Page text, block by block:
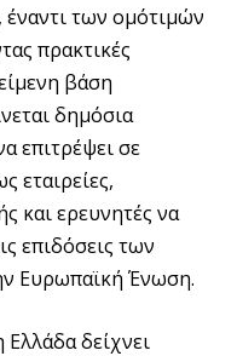
των ομότιμών
πρακτικές
βάση
δημόσια
επιτρέψει σε
εταιρείες,
και ερευνητές να
επιδόσεις των
Ευρωπαϊκή Ένωση.
Ελλάδα δείχνει